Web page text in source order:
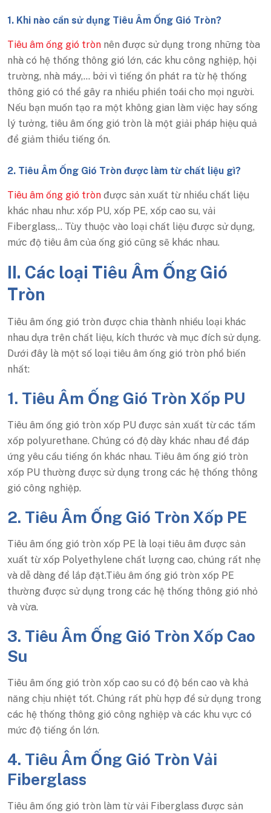
1. Khi nào cần sử dụng Tiêu Âm Ống Gió Tròn?
Tiêu âm ống gió tròn nên được sử dụng trong những tòa
nhà có hệ thống thông gió lớn, các khu công nghiệp, hội
trường, nhà máy,… bởi vì tiếng ồn phát ra từ hệ thống
thông gió có thể gây ra nhiều phiền toái cho mọi người.
Nếu bạn muốn tạo ra một không gian làm việc hay sống
lý tưởng, tiêu âm ống gió tròn là một giải pháp hiệu quả
để giảm thiểu tiếng ồn.
2. Tiêu Âm Ống Gió Tròn được làm từ chất liệu gì?
Tiêu âm ống gió tròn được sản xuất từ nhiều chất liệu
khác nhau như: xốp PU, xốp PE, xốp cao su, vải
Fiberglass,.. Tùy thuộc vào loại chất liệu được sử dụng,
mức độ tiêu âm của ống gió cũng sẽ khác nhau.
II. Các loại Tiêu Âm Ống Gió
Tròn
Tiêu âm ống gió tròn được chia thành nhiều loại khác
nhau dựa trên chất liệu, kích thước và mục đích sử dụng.
Dưới đây là một số loại tiêu âm ống gió tròn phổ biến
nhất:
1. Tiêu Âm Ống Gió Tròn Xốp PU
Tiêu âm ống gió tròn xốp PU được sản xuất từ các tấm
xốp polyurethane. Chúng có độ dày khác nhau để đáp
ứng yêu cầu tiếng ồn khác nhau. Tiêu âm ống gió tròn
xốp PU thường được sử dụng trong các hệ thống thông
gió công nghiệp.
2. Tiêu Âm Ống Gió Tròn Xốp PE
Tiêu âm ống gió tròn xốp PE là loại tiêu âm được sản
xuất từ xốp Polyethylene chất lượng cao, chúng rất nhẹ
và dễ dàng để lắp đặt.Tiêu âm ống gió tròn xốp PE
thường được sử dụng trong các hệ thống thông gió nhỏ
và vừa.
3. Tiêu Âm Ống Gió Tròn Xốp Cao
Su
Tiêu âm ống gió tròn xốp cao su có độ bền cao và khả
năng chịu nhiệt tốt. Chúng rất phù hợp để sử dụng trong
các hệ thống thông gió công nghiệp và các khu vực có
mức độ tiếng ồn lớn.
4. Tiêu Âm Ống Gió Tròn Vải
Fiberglass
Tiêu âm ống gió tròn làm từ vải Fiberglass được sản